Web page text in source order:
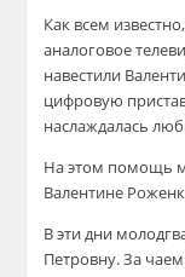
Как всем
аналоговое
навестили
цифровую
наслаждалась
На этом помощь
Валентине
В эти дни
Петровну. За чаем